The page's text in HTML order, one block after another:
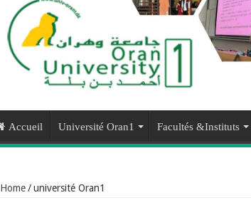
Accueil Université Oran1 Facultés &Instituts
Home/université Oran1